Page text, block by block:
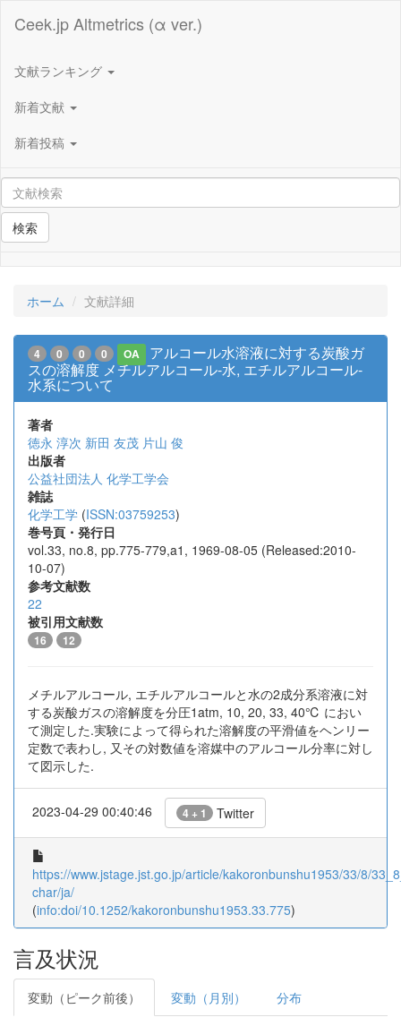
Ceek.jp Altmetrics (α ver.)
文献ランキング
新着文献
新着投稿
検索
ホーム 文献詳細
4 0 0 0 OA
アルコール水溶液に対する炭酸ガ
スの溶解度 メチルアルコール-水, エチルアルコール-
水系について
著者
徳永 淳次 新田 友茂 片山 俊
出版者
公益社団法人 化学工学会
雑誌
化学工学 (ISSN:03759253)
巻号頁・発行日
vol.33, no.8, pp.775-779,a1, 1969-08-05 (Released:2010-
10-07)
参考文献数
22
被引用文献数
16 12
メチルアルコール, エチルアルコールと水の2成分系溶液に対
する炭酸ガスの溶解度を分圧1atm, 10, 20, 33, 40℃ におい
て測定した.実験によって得られた溶解度の平滑値をヘンリー
定数で表わし, 又その対数値を溶媒中のアルコール分率に対し
て図示した.
2023-04-29 00:40:46 4 + 1 Twitter
https://www.jstage.jst.go.jp/article/kakoronbunshu1953/33/8/
char/ja/
(info:doi/10.1252/kakoronbunshu1953.33.775)
言及状況
変動（ピーク前後） 変動（月別） 分布